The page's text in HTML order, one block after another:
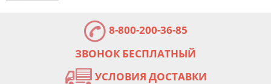
8-800-200-36-85
ЗВОНОК БЕСПЛАТНЫЙ
УСЛОВИЯ ДОСТАВКИ